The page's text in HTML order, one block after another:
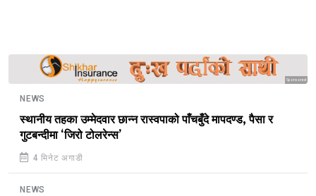
Sponsored
NEWS
स्थानीय तहका उम्मेदवार छान्न रास्वपाको पाँचबुँदे मापदण्ड, पैसा र
गुटबन्दीमा ‘जिरो टोलरेन्स’
4 मिनेट अगाडी
NEWS